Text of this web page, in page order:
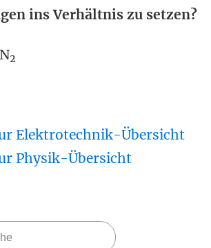
ins Verhältnis zu setzen?
2
Elektrotechnik-Übersicht
Physik-Übersicht